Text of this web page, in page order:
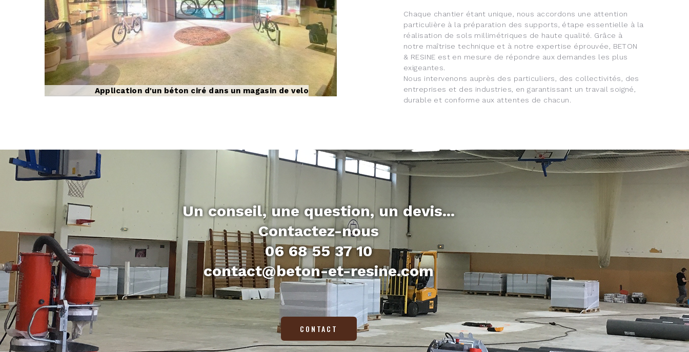
Chaque chantier étant unique, nous accordons une attention
particulière à la préparation des supports, étape essentielle à la
réalisation de sols millimétriques de haute qualité. Grâce à
notre maîtrise technique et à notre expertise éprouvée, BETON
& RESINE est en mesure de répondre aux demandes les plus
exigeantes.
Nous intervenons auprès des particuliers, des collectivités, des
entreprises et des industries, en garantissant un travail soigné,
durable et conforme aux attentes de chacun.
Application d'un béton ciré dans un magasin de velo
Un conseil, une question, un devis...
Contactez-nous
06 68 55 37 10
contact@beton-et-resine.com
CONTACT